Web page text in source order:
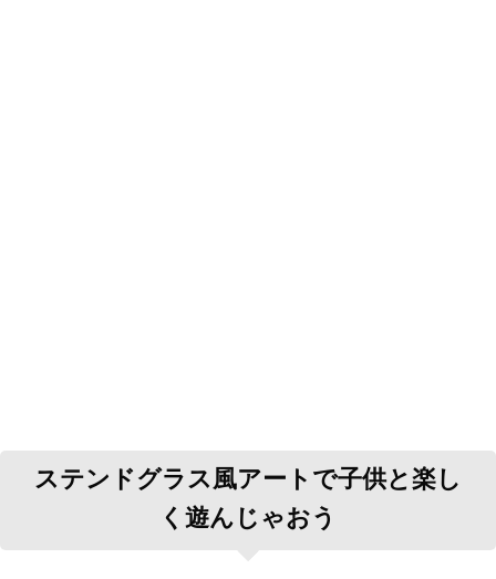
ステンドグラス風アートで子供と楽し
く遊んじゃおう